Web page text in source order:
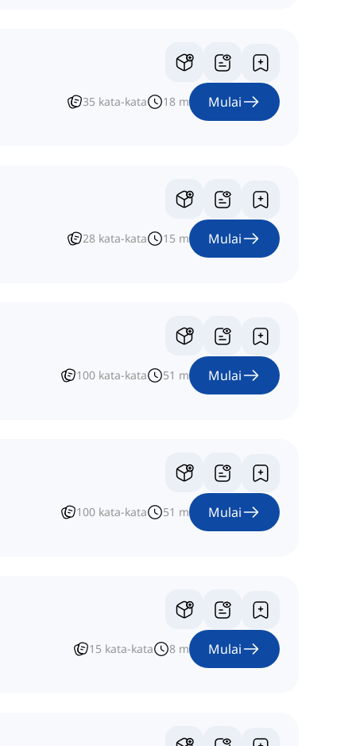
35 kata-kata 18 m Mulai
28 kata-kata 15 m Mulai
100 kata-kata 51 m Mulai
100 kata-kata 51 m Mulai
15 kata-kata 8 m Mulai